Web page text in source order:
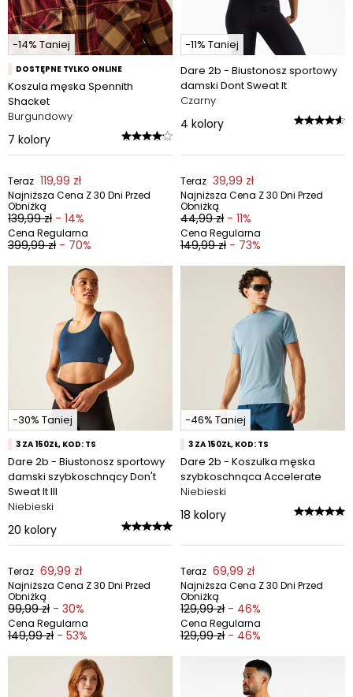
-14% Taniej
DOSTĘPNE TYLKO ONLINE
Koszula męska Spennith
Shacket
Burgundowy
7 kolory
Teraz 119,99 zł
Najniższa Cena Z 30 Dni Przed
Obniżką
139,99 zł - 14%
Cena Regularna
399,99 zł - 70%
-11% Taniej
Dare 2b - Biustonosz sportowy
damski Dont Sweat It
Czarny
4 kolory
Teraz 39,99 zł
Najniższa Cena Z 30 Dni Przed
Obniżką
44,99 zł - 11%
Cena Regularna
149,99 zł - 73%
-30% Taniej
3 ZA 150ZŁ, KOD: TS
Dare 2b - Biustonosz sportowy
damski szybkoschnący Don't
Sweat It III
Niebieski
20 kolory
Teraz 69,99 zł
Najniższa Cena Z 30 Dni Przed
Obniżką
99,99 zł - 30%
Cena Regularna
149,99 zł - 53%
-46% Taniej
3 ZA 150ZŁ, KOD: TS
Dare 2b - Koszulka męska
szybkoschnąca Accelerate
Niebieski
18 kolory
Teraz 69,99 zł
Najniższa Cena Z 30 Dni Przed
Obniżką
129,99 zł - 46%
Cena Regularna
129,99 zł - 46%